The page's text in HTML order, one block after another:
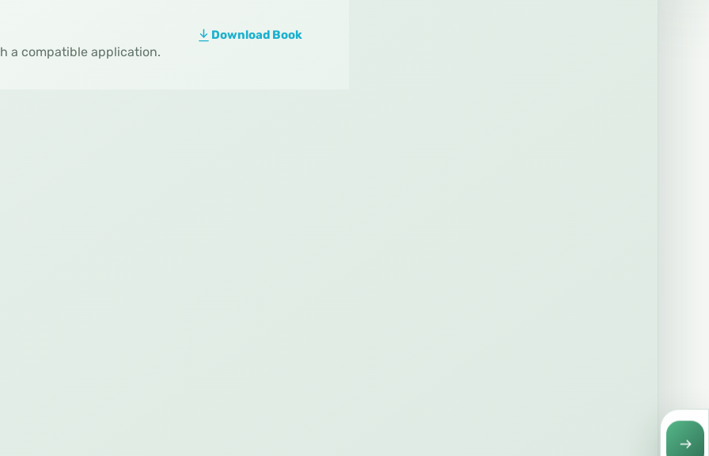
a compatible application.
Download Book